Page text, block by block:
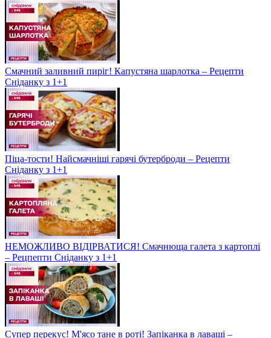
Смачний заливний пиріг! Капустяна шарлотка – Рецепти
Сніданку з 1+1
Піца-тости! Найсмачніші гарячі бутерброди – Рецепти
Сніданку з 1+1
НЕМОЖЛИВО ВІДІРВАТИСЯ! Смачнюща галета з картоплі
– Рецпепти Сніданку з 1+1
Супер перекус! М'ясо тане в роті! Запіканка в лаваші –